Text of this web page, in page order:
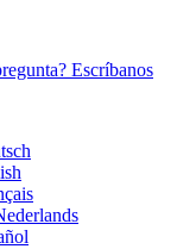
Escríbanos